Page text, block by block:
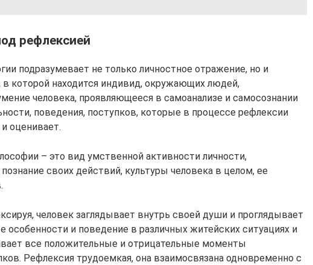
рефлексией
подразумевает не только личностное отражение, но и
в которой находится индивид, окружающих людей,
человека, проявляющееся в самоанализе и самосознании
поведения, поступков, которые в процессе рефлексии
оценивает.
– это вид умственной активности личности,
своих действий, культуры человека в целом, ее
человек заглядывает внутрь своей души и проглядывает
особенности и поведение в различных житейских ситуациях и
все положительные и отрицательные моменты
Рефлексия трудоемкая, она взаимосвязана одновременно с